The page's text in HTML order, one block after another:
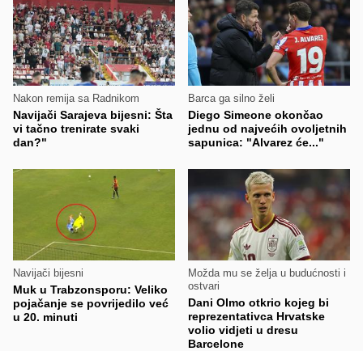
Nakon remija sa Radnikom
Navijači Sarajeva bijesni: Šta
vi tačno trenirate svaki
dan?"
Barca ga silno želi
Diego Simeone okončao
jednu od najvećih ovoljetnih
sapunica: "Alvarez će..."
Navijači bijesni
Muk u Trabzonsporu: Veliko
pojačanje se povrijedilo već
u 20. minuti
Možda mu se želja u budućnosti i
ostvari
Dani Olmo otkrio kojeg bi
reprezentativca Hrvatske
volio vidjeti u dresu
Barcelone